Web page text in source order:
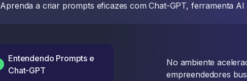
Aprenda a criar prompts eficazes com Chat-GPT, ferramenta
Entendendo Prompts e
Chat-GPT
No ambiente
empreendedores